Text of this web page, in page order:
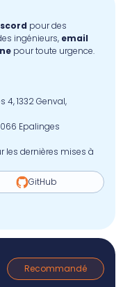
pour des
ingénieurs, email
pour toute urgence.
4, 1332 Genval,
Epalinges
les dernières mises à
GitHub
Recommandé